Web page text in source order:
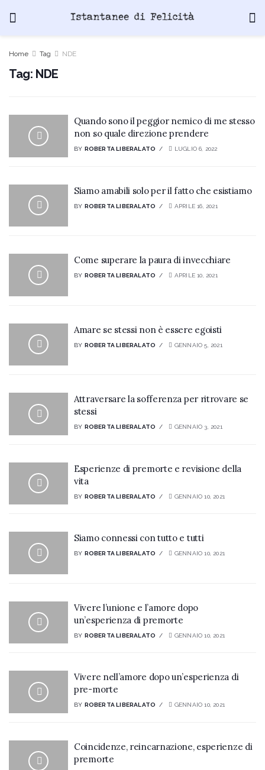
Home Tag NDE
Tag: NDE
Quando sono il peggior nemico di me stesso
non so quale direzione prendere
BY ROBERTA LIBERALATO LUGLIO 6, 2022
Siamo amabili solo per il fatto che esistiamo
BY ROBERTA LIBERALATO APRILE 16, 2021
Come superare la paura di invecchiare
BY ROBERTA LIBERALATO APRILE 10, 2021
Amare se stessi non è essere egoisti
BY ROBERTA LIBERALATO GENNAIO 5, 2021
Attraversare la sofferenza per ritrovare se
stessi
BY ROBERTA LIBERALATO GENNAIO 3, 2021
Esperienze di premorte e revisione della
vita
BY ROBERTA LIBERALATO GENNAIO 10, 2021
Siamo connessi con tutto e tutti
BY ROBERTA LIBERALATO GENNAIO 10, 2021
Vivere l’unione e l’amore dopo
un’esperienza di premorte
BY ROBERTA LIBERALATO GENNAIO 10, 2021
Vivere nell’amore dopo un’esperienza di
pre-morte
BY ROBERTA LIBERALATO GENNAIO 10, 2021
Coincidenze, reincarnazione, esperienze di
premorte